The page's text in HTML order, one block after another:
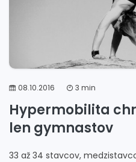
08.10.2016 3 min
Hypermobilita
len gymnastov
33 až 34 stavcov,